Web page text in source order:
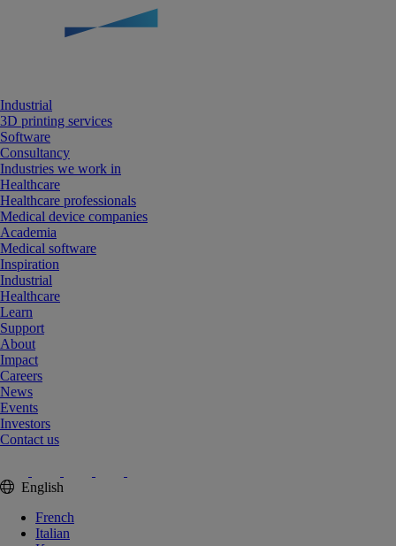
Industrial
3D printing services
Software
Consultancy
Industries we work in
Healthcare
Healthcare professionals
Medical device companies
Academia
Medical software
Inspiration
Industrial
Healthcare
Learn
Support
About
Impact
Careers
News
Events
Investors
Contact us
English
French
Italian